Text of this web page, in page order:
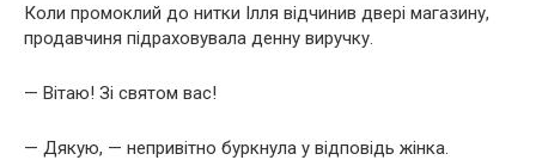
Коли промоклий до нитки Ілля відчинив двері магазину,
продавчиня підраховувала денну виручку.
— Вітаю! Зі святом вас!
— Дякую, — непривітно буркнула у відповідь жінка.